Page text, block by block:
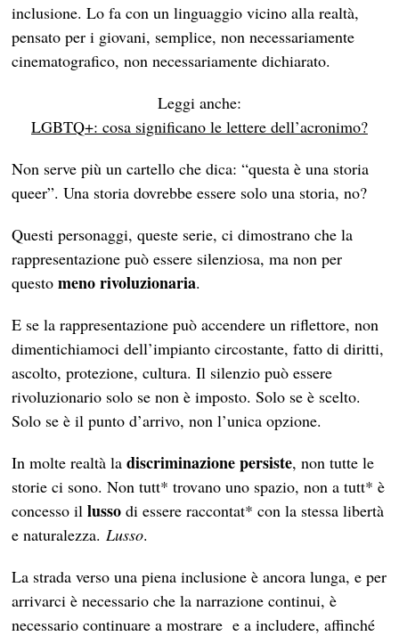
inclusione. Lo fa con un linguaggio vicino alla realtà,
pensato per i giovani, semplice, non necessariamente
cinematografico, non necessariamente dichiarato.
Leggi anche:
LGBTQ+: cosa significano le lettere dell’acronimo?
Non serve più un cartello che dica: “questa è una storia
queer”. Una storia dovrebbe essere solo una storia, no?
Questi personaggi, queste serie, ci dimostrano che la
rappresentazione può essere silenziosa, ma non per
questomeno rivoluzionaria.
E se la rappresentazione può accendere un riflettore, non
dimentichiamoci dell’impianto circostante, fatto di diritti,
ascolto, protezione, cultura. Il silenzio può essere
rivoluzionario solo se non è imposto. Solo se è scelto.
Solo se è il punto d’arrivo, non l’unica opzione.
In molte realtà la discriminazione persiste, non tutte le
storie ci sono. Non tutt* trovano uno spazio, non a tutt* è
concesso illussodi essere raccontat* con la stessa libertà
e naturalezza.Lusso.
La strada verso una piena inclusione è ancora lunga, e per
arrivarci è necessario che la narrazione continui, è
necessario continuare a mostrare e a includere, affinché